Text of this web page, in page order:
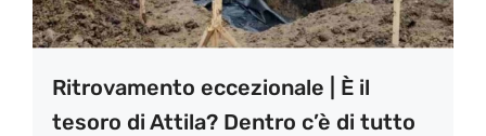
Ritrovamento eccezionale | È il
tesoro di Attila? Dentro c’è di tutto